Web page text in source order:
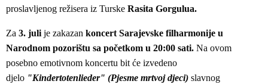
proslavljenog režisera iz Turske Rasita Gorgulua.
Za 3. juli je zakazan koncert Sarajevske filharmonije u
Narodnom pozorištu sa početkom u 20:00 sati. Na ovom
posebno emotivnom koncertu bit će izvedeno
djelo "Kindertotenlieder" (Pjesme mrtvoj djeci) slavnog